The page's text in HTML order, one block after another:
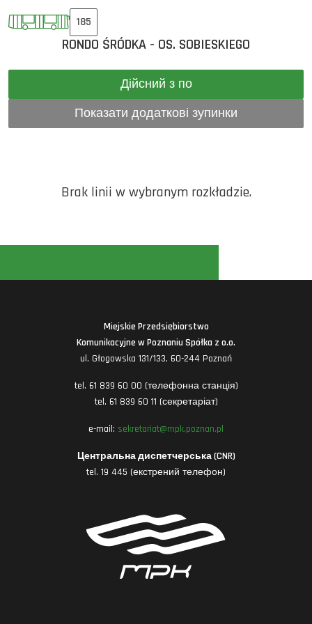
185
RONDO ŚRÓDKA - OS. SOBIESKIEGO
Дійсний з по
Показати додаткові зупинки
Brak linii w wybranym rozkładzie.
Miejskie Przedsiębiorstwo
Komunikacyjne w Poznaniu Spółka z o.o.
ul. Głogowska 131/133, 60-244 Poznań
tel. 61 839 60 00 (телефонна станція)
tel. 61 839 60 11 (секретаріат)
e-mail: sekretariat@mpk.poznan.pl
Центральна диспетчерська (CNR)
tel. 19 445 (екстрений телефон)